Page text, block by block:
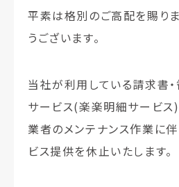
平素は格別のご高配を賜り
うございます。
当社が利用している請求書
サービス(楽楽明細サービス)
業者のメンテナンス作業に
ビス提供を休止いたします。